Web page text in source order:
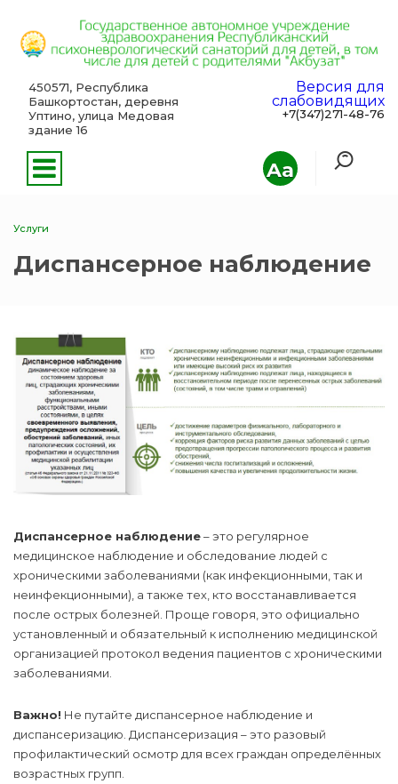
Aa
450571, Республика
Башкортостан, деревня
Уптино, улица Медовая
здание 16
Версия для
слабовидящих
+7(347)271-48-76
Услуги
Диспансерное наблюдение
Диспансерное наблюдение– это регулярное
медицинское наблюдение и обследование людей с
хроническими заболеваниями (как инфекционными, так и
неинфекционными), а также тех, кто восстанавливается
после острых болезней. Проще говоря, это официально
установленный и обязательный к исполнению медицинской
организацией протокол ведения пациентов с хроническими
заболеваниями.
Важно! Не путайте диспансерное наблюдение и
диспансеризацию. Диспансеризация – это разовый
профилактический осмотр для всех граждан определённых
возрастных групп.